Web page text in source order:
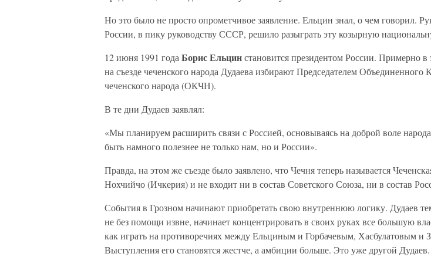
Но это было не просто опрометчивое заявление. Ельцин знал, о чем говорил.
России, в пику руководству СССР, решило разыграть эту козырную
12 июня 1991 года Борис Ельцинстановится президентом России. Примерно в
на съезде чеченского народа Дудаева избирают Председателем Объединенного
чеченского народа (ОКЧН).
В те дни Дудаев заявлял:
«Мы планируем расширить связи с Россией, основываясь на доброй воле
быть намного полезнее не только нам, но и России».
Правда, на этом же съезде было заявлено, что Чечня теперь называется
Нохчийчо (Ичкерия) и не входит ни в состав Советского Союза, ни в состав
События в Грозном начинают приобретать свою внутреннюю логику. Дудаев
не без помощи извне, начинает концентрировать в своих руках все большую
как играть на противоречиях между Ельциным и Горбачевым, Хасбулатовым и
Выступления его становятся жестче, а амбиции больше. Это уже другой Дудаев.